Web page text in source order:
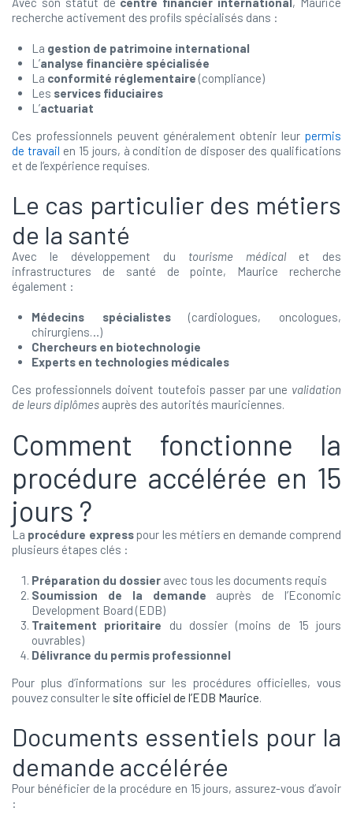
recherche activement des profils spécialisés dans :
La gestion de patrimoine international
L’analyse financière spécialisée
La conformité réglementaire (compliance)
Les services fiduciaires
L’actuariat
Ces professionnels peuvent généralement obtenir leur permis
de travail en 15 jours, à condition de disposer des qualifications
et de l’expérience requises.
Le cas particulier des métiers
de la santé
Avec le développement du tourisme médical et des
infrastructures de santé de pointe, Maurice recherche
également :
Médecins spécialistes(cardiologues, oncologues,
chirurgiens…)
Chercheurs en biotechnologie
Experts en technologies médicales
Ces professionnels doivent toutefois passer par une validation
de leurs diplômes auprès des autorités mauriciennes.
Comment fonctionne la
procédure accélérée en 15
jours ?
La procédure expresspour les métiers en demande comprend
plusieurs étapes clés :
Préparation du dossier avec tous les documents requis
Soumission de la demande auprès de l’Economic
Development Board (EDB)
Traitement prioritaire du dossier (moins de 15 jours
ouvrables)
Délivrance du permis professionnel
Pour plus d’informations sur les procédures officielles, vous
pouvez consulter le site officiel de l’EDB Maurice.
Documents essentiels pour la
demande accélérée
Pour bénéficier de la procédure en 15 jours, assurez-vous d’avoir
: